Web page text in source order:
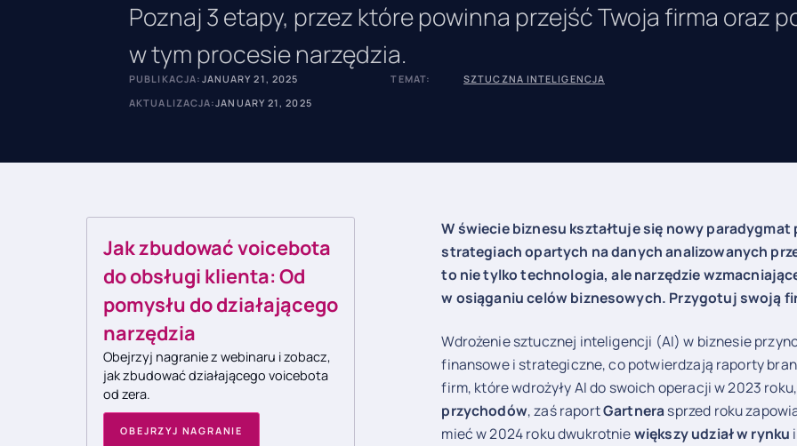
Poznaj 3 etapy, przez które powinna przejść Twoja firma oraz
w tym procesie narzędzia.
PUBLIKACJA: JANUARY 21, 2025
AKTUALIZACJA:JANUARY 21, 2025
TEMAT: SZTUCZNA INTELIGENCJA
Jak zbudować voicebota
do obsługi klienta: Od
pomysłu do działającego
narzędzia
Obejrzyj nagranie z webinaru i zobacz,
jak zbudować działającego voicebota
od zera.
OBEJRZYJ NAGRANIE
W świecie biznesu kształtuje się nowy
strategiach opartych na danych analizowanych
to nie tylko technologia, ale narzędzie
w osiąganiu celów biznesowych. Przygotuj swoją
Wdrożenie sztucznej inteligencji (AI) w biznesie
finansowe i strategiczne, co potwierdzają raporty
firm, które wdrożyły AI do swoich operacji w 2023
przychodów, zaś raportGartnera sprzed roku
mieć w 2024 roku dwukrotniewiększy udział w rynku